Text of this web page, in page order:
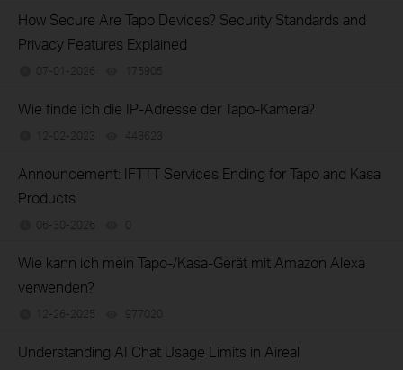
How Secure Are Tapo Devices? Security Standards and
Privacy Features Explained
07-01-2026 175905
Wie finde ich die IP-Adresse der Tapo-Kamera?
12-02-2023 448623
Announcement: IFTTT Services Ending for Tapo and Kasa
Products
06-30-2026 0
Wie kann ich mein Tapo-/Kasa-Gerät mit Amazon Alexa
verwenden?
12-26-2025 977020
Understanding AI Chat Usage Limits in Aireal